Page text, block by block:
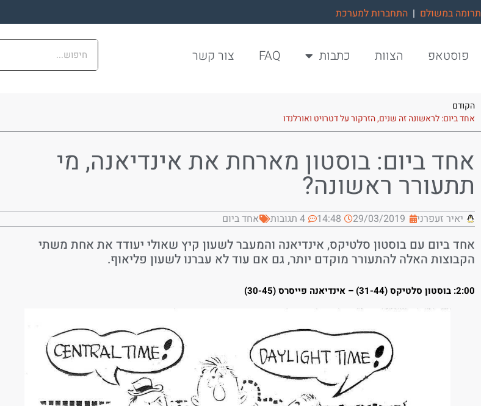
תרומה במשולם | התחברות למערכת
פוסטאפ הצוות כתבות FAQ צור קשר
הקודם
אחד ביום: לראשונה זה שנים, הזרקור על דטרויט ואורלנדו
אחד ביום: בוסטון מארחת את אינדיאנה, מי
תתעורר ראשונה?
יאיר זעפרני 29/03/2019
14:48 4 תגובות אחד ביום
אחד ביום עם בוסטון סלטיקס, אינדיאנה והמעבר לשעון קיץ שאולי יעודד את אחת משתי
הקבוצות האלה להתעורר מוקדם יותר, גם אם עוד לא עברנו לשעון פליאוף.
2:00: בוסטון סלטיקס (31-44) – אינדיאנה פייסרס (30-45)